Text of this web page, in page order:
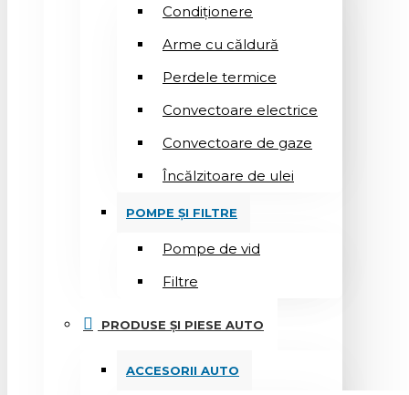
Condiționere
Arme cu căldură
Perdele termice
Convectoare electrice
Convectoare de gaze
Încălzitoare de ulei
POMPE ȘI FILTRE
Pompe de vid
Filtre
PRODUSE ȘI PIESE AUTO
ACCESORII AUTO